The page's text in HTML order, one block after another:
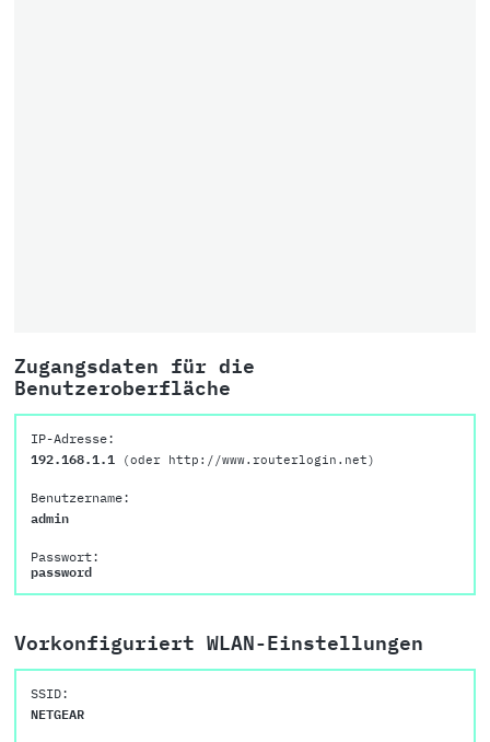
Zugangsdaten für die
Benutzeroberfläche
IP-Adresse:
192.168.1.1
(oder http://www.routerlogin.net)
Benutzername:
admin
Passwort:
password
Vorkonfiguriert WLAN-Einstellungen
SSID:
NETGEAR